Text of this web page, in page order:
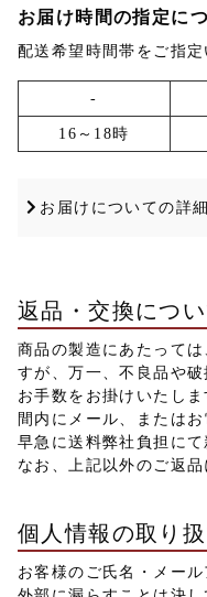
お届け時間の指定に
配送希望時間帯をご指定
-
16～18時
お届けについての詳
返品・交換につい
商品の製造にあたって
すが、万一、不良品や
お手数をお掛けいたし
間内にメール、または
早急に送料弊社負担に
なお、上記以外のご返
個人情報の取り
お客様のご氏名・メー